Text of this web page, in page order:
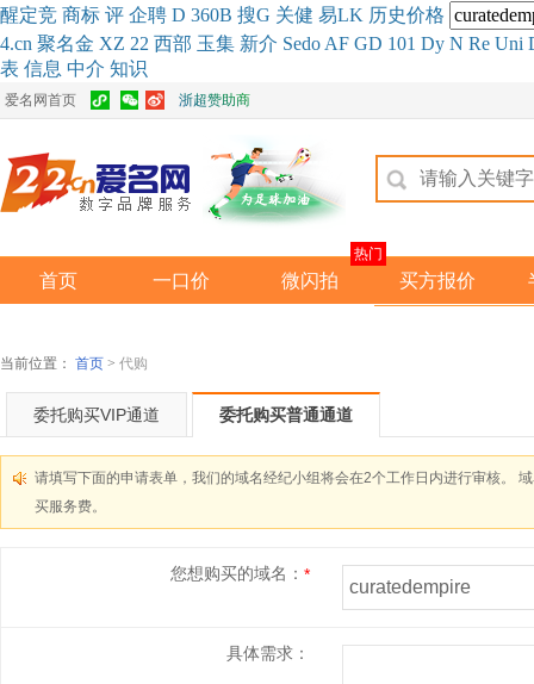
醒定竞 商标 评 企聘 D 360B 搜G 关健 易LK 历史价格
4.cn 聚名金 XZ 22 西部 玉集 新介 Sedo AF GD 101 Dy N Re Uni
表 信息 中介 知识